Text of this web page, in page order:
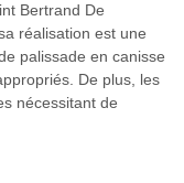
Bertrand De
réalisation est une
palissade en canisse
De plus, les
nécessitant de